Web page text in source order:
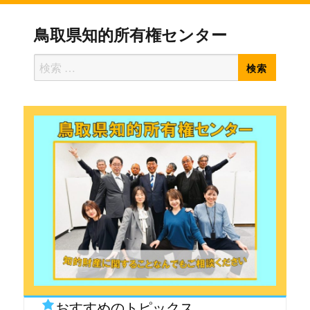
鳥取県知的所有権センター
検
索
象:
検